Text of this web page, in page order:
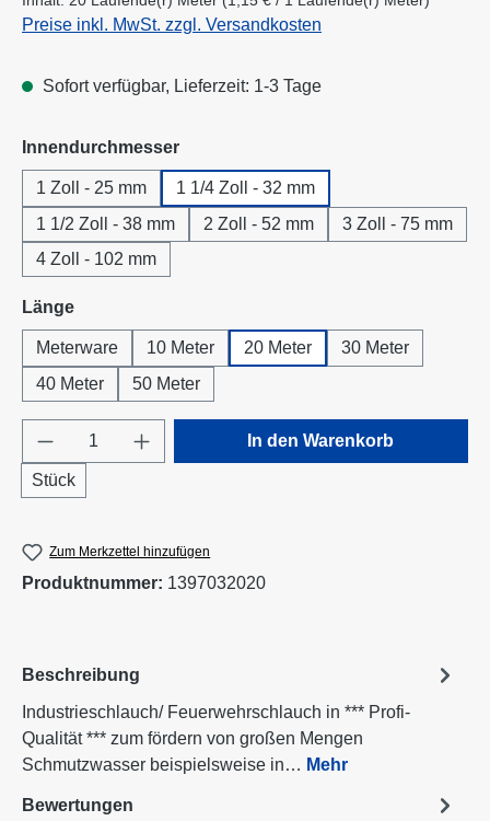
Preise inkl. MwSt. zzgl. Versandkosten
Sofort verfügbar, Lieferzeit: 1-3 Tage
Innendurchmesserauswählen
1 Zoll - 25 mm
1 1/4 Zoll - 32 mm
1 1/2 Zoll - 38 mm
2 Zoll - 52 mm
3 Zoll - 75 mm
4 Zoll - 102 mm
Längeauswählen
Meterware 10 Meter 20 Meter
30 Meter
40 Meter
50 Meter
Produkt Anzahl: Gib den gewünschten
Stück
In den Warenkorb
Zum Merkzettel hinzufügen
Produktnummer: 1397032020
Beschreibung
Industrieschlauch/ Feuerwehrschlauch in *** Profi-
Qualität *** zum fördern von großen Mengen
Schmutzwasser beispielsweise in… Mehr
Bewertungen